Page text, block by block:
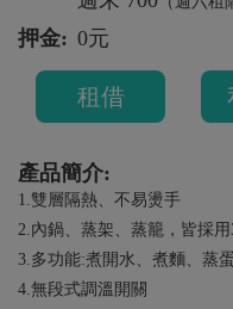
押金: 0元
租借
產品簡介:
1.雙層隔熱、不易燙手
2.內鍋、蒸架、蒸籠，皆採用
3.多功能:煮開水、煮麵、蒸
4.無段式調溫開關